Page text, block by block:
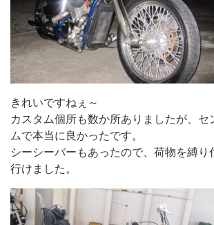
きれいですねぇ～
カスタム個所も数か所ありましたが、セ
ムで本当に良かったです。
シーシーバーもあったので、荷物を縛り
行けました。